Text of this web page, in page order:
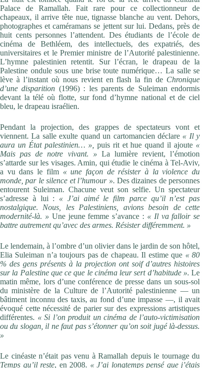
Palace de Ramallah. Fait rare pour ce collectionneur de
chapeaux, il arrive tête nue, tignasse blanche au vent. Dehors,
photographes et caméramans se jettent sur lui. Dedans, près de
huit cents personnes l’attendent. Des étudiants de l’école de
cinéma de Bethléem, des intellectuels, des expatriés, des
universitaires et le Premier ministre de l’Autorité palestinienne.
L’hymne palestinien retentit. Sur l’écran, le drapeau de la
Palestine ondule sous une brise toute numérique… La salle se
lève à l’instant où nous revient en flash la fin de Chronique
d’une disparition (1996) : les parents de Suleiman endormis
devant la télé où flotte, sur fond d’hymne national et de ciel
bleu, le drapeau israélien.
Pendant la projection, des grappes de spectateurs vont et
viennent. La salle exulte quand un cartomancien déclare « Il y
aura un État palestinien… »,
puis rit et hue quand il ajoute «
Mais pas de notre vivant. » La lumière revient, l’émotion
s’attarde sur les visages. Amin, qui étudie le cinéma à Tel-Aviv,
a vu dans le film « une façon de résister à la violence du
monde, par le silence et l’humour ». Des dizaines de personnes
entourent Suleiman. Chacune veut son selfie. Un spectateur
s’adresse à lui : « J’ai aimé le film parce qu’il n’est pas
nostalgique. Nous, les Palestiniens, avions besoin de cette
modernité-là. » Une jeune femme s’avance : « Il va falloir se
battre autrement qu’avec des armes. Résister différemment. »
Le lendemain, à l’ombre d’un olivier dans le jardin de son hôtel,
Elia Suleiman n’a toujours pas de chapeau. Il ­estime que « 80
% des gens présents à la projection ont soif d’autres histoires
sur la Palestine que ce que le cinéma leur sert d’habitude ». Le
matin même, lors d’une conférence de presse dans un sous-sol
du ministère de la Culture de l’Autorité palestinienne — un
bâtiment inconnu des taxis, au fond d’une impasse —, il avait
évoqué cette nécessité de ­parier sur des expressions artistiques
différentes. « Si l’on produit un cinéma de l’auto-victimisation
ou du slogan, il ne faut pas s’étonner qu’on soit jugé là-dessus.
»
Le cinéaste n’était pas venu à Ramallah depuis le tournage du
Temps qu’il reste, en 2008. « J’ai longtemps pensé que j’étais